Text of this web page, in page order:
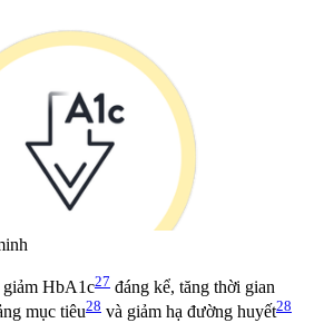
HbA1c27 đáng kể, tăng thời gian
mục tiêu28 và giảm hạ đường huyết28